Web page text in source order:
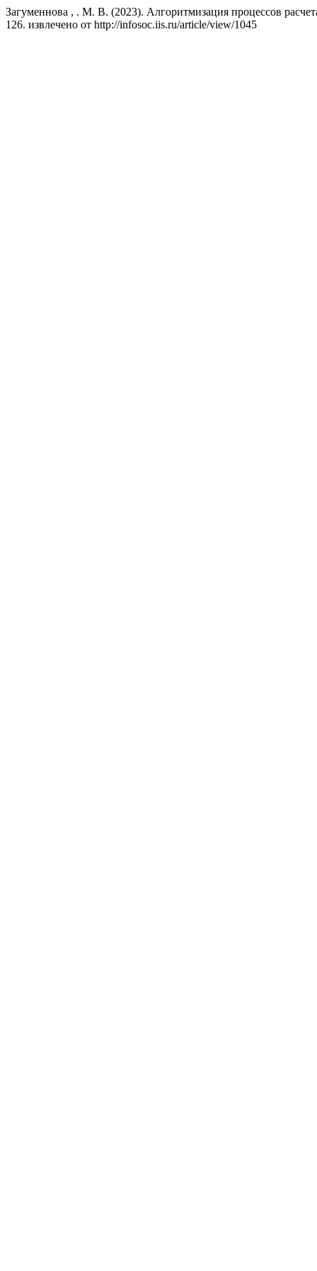
Загуменнова , . М. В. (2023). Алгоритмизация процессов
126. извлечено от http://infosoc.iis.ru/article/view/1045